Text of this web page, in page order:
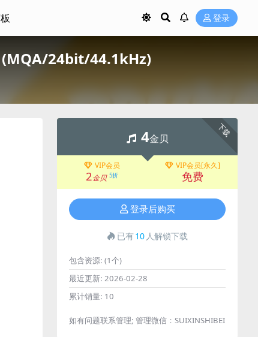
登录
24bit/44.1kHz)
下载
4金贝
VIP会员
2金贝 5折
VIP会员[永久]
免费
登录后购买
已有10 人解锁下载
包含资源: (1个)
最近更新: 2026-02-28
累计销量: 10
如有问题联系管理; 管理微信：SUIXINSHIBEI